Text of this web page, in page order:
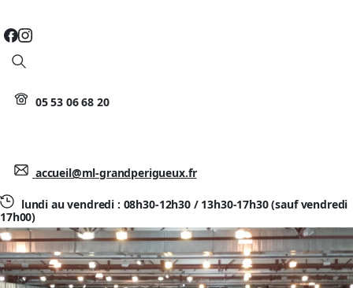
Search
05 53 06 68 20
accueil@ml-grandperigueux.fr
lundi au vendredi : 08h30-12h30 / 13h30-17h30 (sauf vendredi
17h00)